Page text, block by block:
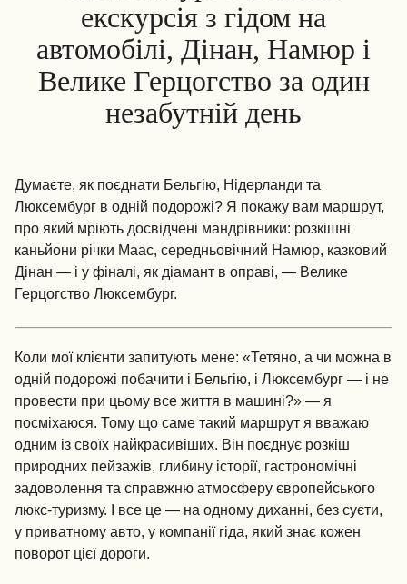
екскурсія з гідом на
автомобілі, Дінан, Намюр і
Велике Герцогство за один
незабутній день
Думаєте, як поєднати Бельгію, Нідерланди та
Люксембург в одній подорожі? Я покажу вам маршрут,
про який мріють досвідчені мандрівники: розкішні
каньйони річки Маас, середньовічний Намюр, казковий
Дінан — і у фіналі, як діамант в оправі, — Велике
Герцогство Люксембург.
Коли мої клієнти запитують мене: «Тетяно, а чи можна в
одній подорожі побачити і Бельгію, і Люксембург — і не
провести при цьому все життя в машині?» — я
посміхаюся. Тому що саме такий маршрут я вважаю
одним із своїх найкрасивіших. Він поєднує розкіш
природних пейзажів, глибину історії, гастрономічні
задоволення та справжню атмосферу європейського
люкс-туризму. І все це — на одному диханні, без суєти,
у приватному авто, у компанії гіда, який знає кожен
поворот цієї дороги.